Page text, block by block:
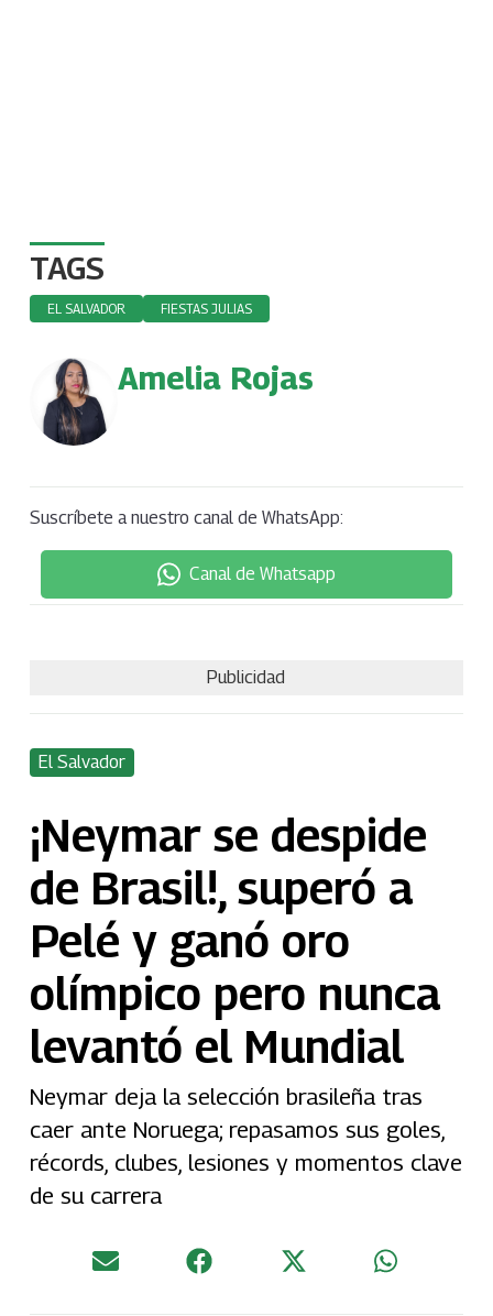
TAGS
EL SALVADOR FIESTAS JULIAS
Amelia Rojas
Suscríbete a nuestro canal de WhatsApp:
Canal de Whatsapp
Publicidad
El Salvador
¡Neymar se despide
de Brasil!, superó a
Pelé y ganó oro
olímpico pero nunca
levantó el Mundial
Neymar deja la selección brasileña tras
caer ante Noruega; repasamos sus goles,
récords, clubes, lesiones y momentos clave
de su carrera